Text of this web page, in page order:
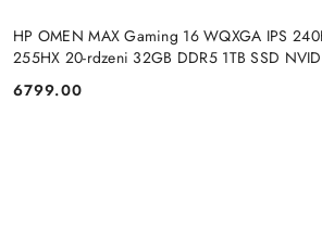
HP OMEN MAX Gaming 16 WQXGA IPS
255HX 20-rdzeni 32GB DDR5 1TB SSD
Cena:
6799.00